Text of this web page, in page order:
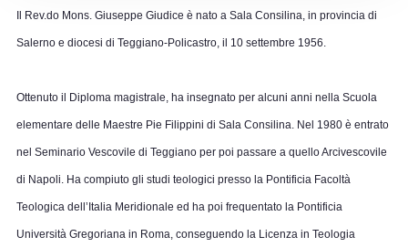
Il Rev.do Mons. Giuseppe Giudice è nato a Sala Consilina, in provincia di
Salerno e diocesi di Teggiano-Policastro, il 10 settembre 1956.
Ottenuto il Diploma magistrale, ha insegnato per alcuni anni nella Scuola
elementare delle Maestre Pie Filippini di Sala Consilina. Nel 1980 è entrato
nel Seminario Vescovile di Teggiano per poi passare a quello Arcivescovile
di Napoli. Ha compiuto gli studi teologici presso la Pontificia Facoltà
Teologica dell’Italia Meridionale ed ha poi frequentato la Pontificia
Università Gregoriana in Roma, conseguendo la Licenza in Teologia